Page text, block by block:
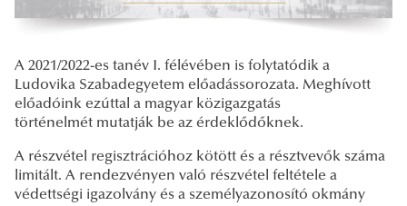
A 2021/2022-es tanév I. félévében is folytatódik a
Ludovika Szabadegyetem előadássorozata. Meghívott
előadóink ezúttal a magyar közigazgatás
történelmét mutatják be az érdeklődőknek.
A részvétel regisztrációhoz kötött és a résztvevők száma
limitált. A rendezvényen való részvétel feltétele a
védettségi igazolvány és a személyazonosító okmány